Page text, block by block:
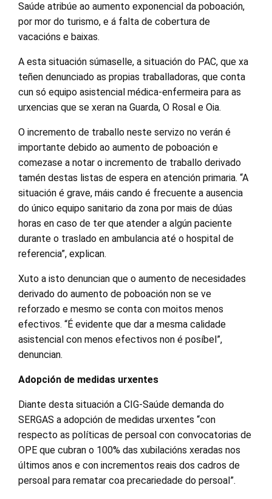
Saúde atribúe ao aumento exponencial da poboación,
por mor do turismo, e á falta de cobertura de
vacacións e baixas.
A esta situación súmaselle, a situación do PAC, que xa
teñen denunciado as propias traballadoras, que conta
cun só equipo asistencial médica-enfermeira para as
urxencias que se xeran na Guarda, O Rosal e Oia.
O incremento de traballo neste servizo no verán é
importante debido ao aumento de poboación e
comezase a notar o incremento de traballo derivado
tamén destas listas de espera en atención primaria. “A
situación é grave, máis cando é frecuente a ausencia
do único equipo sanitario da zona por mais de dúas
horas en caso de ter que atender a algún paciente
durante o traslado en ambulancia até o hospital de
referencia”, explican.
Xuto a isto denuncian que o aumento de necesidades
derivado do aumento de poboación non se ve
reforzado e mesmo se conta con moitos menos
efectivos. “É evidente que dar a mesma calidade
asistencial con menos efectivos non é posíbel”,
denuncian.
Adopción de medidas urxentes
Diante desta situación a CIG-Saúde demanda do
SERGAS a adopción de medidas urxentes “con
respecto as políticas de persoal con convocatorias de
OPE que cubran o 100% das xubilacións xeradas nos
últimos anos e con incrementos reais dos cadros de
persoal para rematar coa precariedade do persoal”.